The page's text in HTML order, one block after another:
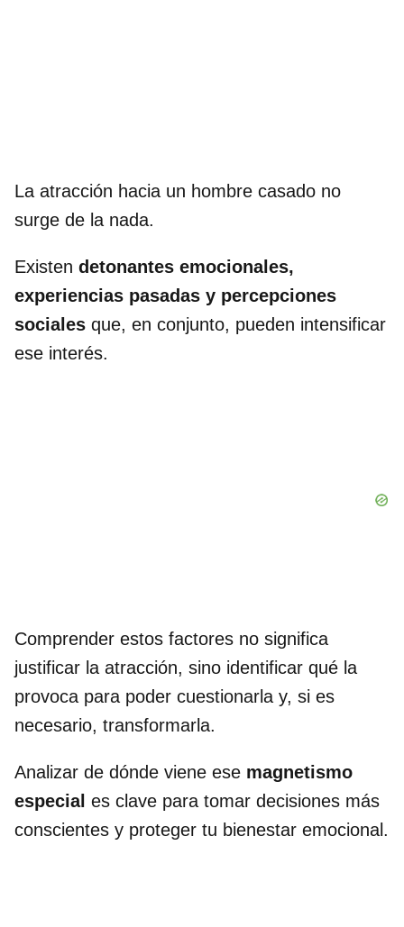
La atracción hacia un hombre casado no
surge de la nada.
Existen detonantes emocionales,
experiencias pasadas y percepciones
sociales que, en conjunto, pueden intensificar
ese interés.
Comprender estos factores no significa
justificar la atracción, sino identificar qué la
provoca para poder cuestionarla y, si es
necesario, transformarla.
Analizar de dónde viene ese magnetismo
especial es clave para tomar decisiones más
conscientes y proteger tu bienestar emocional.